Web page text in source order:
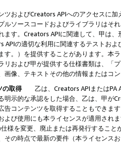
ツおよびCreators APIへのアクセスに
ルソースコードおよびライブラリはそ
ます。Creators APIに関連して、甲は
APIの適切な利用に関連するテストお
す。）を提供することがあります。本
リおよび甲が提供する仕様書類は、「
画像、テキストその他の情報またはコ
の取得
乙は、Creators APIまたはPA
明示的な承認をした場合、乙は、甲が
告コンテンツを取得することもできま
よび使用にも本ライセンスが適用され
様を変更、廃止または再発行するこ
その時点で最新の要件（本ライセン